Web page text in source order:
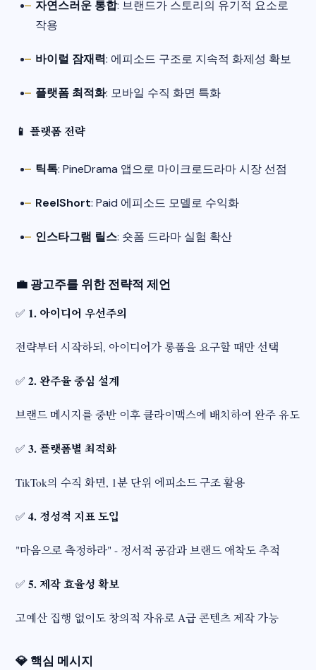
자연스러운 통합: 브랜드가 스토리의 유기적 요소로
작용
바이럴 잠재력: 에피소드 구조로 지속적 화제성 확보
플랫폼 최적화: 모바일 수직 화면 특화
📱 플랫폼 전략
틱톡: PineDrama 앱으로 마이크로드라마 시장 선점
ReelShort: Paid 에피소드 모델로 수익화
인스타그램 릴스: 숏폼 드라마 실험 확산
💼 광고주를 위한 전략적 제언
✅ 1. 아이디어 우선주의
전략부터 시작하되, 아이디어가 롱폼을 요구할 때만 선택
✅2. 완주율 중심 설계
브랜드 메시지를 중반 이후 클라이맥스에 배치하여 완주 유도
✅3. 플랫폼별 최적화
TikTok의 수직 화면, 1분 단위 에피소드 구조 활용
✅4. 정성적 지표 도입
"마음으로 측정하라" - 정서적 공감과 브랜드 애착도 추적
✅5. 제작 효율성 확보
고예산 집행 없이도 창의적 자유로 A급 콘텐츠 제작 가능
💎 핵심 메시지